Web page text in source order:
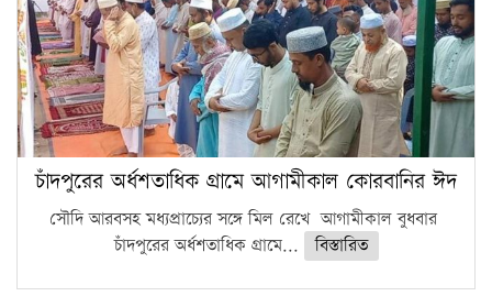
চাঁদপুরের অর্ধশতাধিক গ্রামে আগামীকাল কোরবানির ঈদ
সৌদি আরবসহ মধ্যপ্রাচ্যের সঙ্গে মিল রেখে আগামীকাল বুধবার
চাঁদপুরের অর্ধশতাধিক গ্রামে...
বিস্তারিত